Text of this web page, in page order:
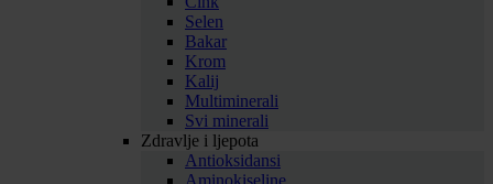
Selen
Bakar
Krom
Kalij
Multiminerali
Svi minerali
Zdravlje i ljepota
Antioksidansi
Aminokiseline